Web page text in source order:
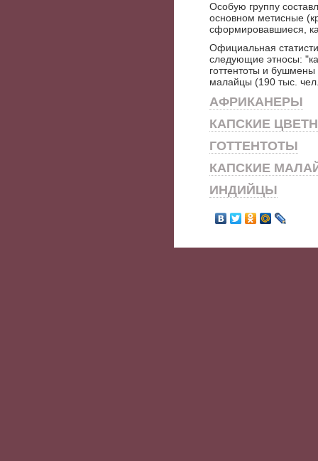
Особую группу
основном метисные
сформировавшиеся,
Официальная
следующие этносы:
готтентоты и бушмены
малайцы (190 тыс.
АФРИКАНЕРЫ
КАПСКИЕ
ГОТТЕНТОТЫ
КАПСКИЕ
ИНДИЙЦЫ